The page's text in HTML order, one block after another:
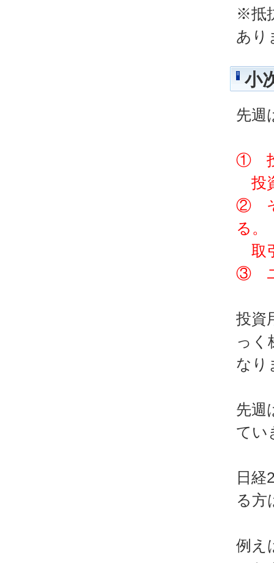
※抵
あり
小
先週
① 投
投
② そ
る。
取
③ ユ
投資
っく
なり
先週
てい
日経
る方
例え